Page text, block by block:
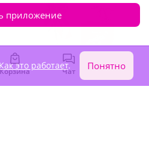
4.8(57)
Корзина Чат Войти
приложение
Как это работает. Понятно